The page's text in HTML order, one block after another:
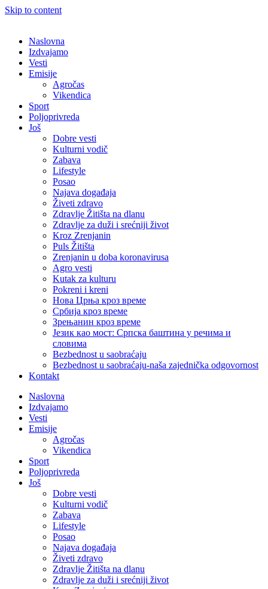
Skip to content
Naslovna
Izdvajamo
Vesti
Emisije
Agročas
Vikendica
Sport
Poljoprivreda
Još
Dobre vesti
Kulturni vodič
Zabava
Lifestyle
Posao
Najava događaja
Živeti zdravo
Zdravlje Žitišta na dlanu
Zdravlje za duži i srećniji život
Kroz Zrenjanin
Puls Žitišta
Zrenjanin u doba koronavirusa
Agro vesti
Kutak za kulturu
Pokreni i kreni
Нова Црња кроз време
Србија кроз време
Зрењанин кроз време
Језик као мост: Српска баштина у речима и
словима
Bezbednost u saobraćaju
Bezbednost u saobraćaju-naša zajednička odgovornost
Kontakt
Naslovna
Izdvajamo
Vesti
Emisije
Agročas
Vikendica
Sport
Poljoprivreda
Još
Dobre vesti
Kulturni vodič
Zabava
Lifestyle
Posao
Najava događaja
Živeti zdravo
Zdravlje Žitišta na dlanu
Zdravlje za duži i srećniji život